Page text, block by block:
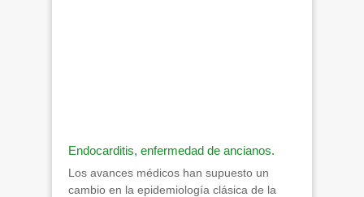
Endocarditis, enfermedad de ancianos.
Los avances médicos han supuesto un
cambio en la epidemiología clásica de la